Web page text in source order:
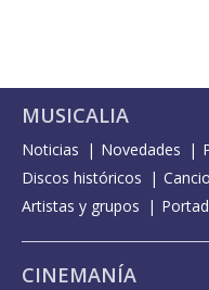
MUSICALIA
Noticias Novedades
Discos históricos
Artistas y grupos
CINEMANÍA